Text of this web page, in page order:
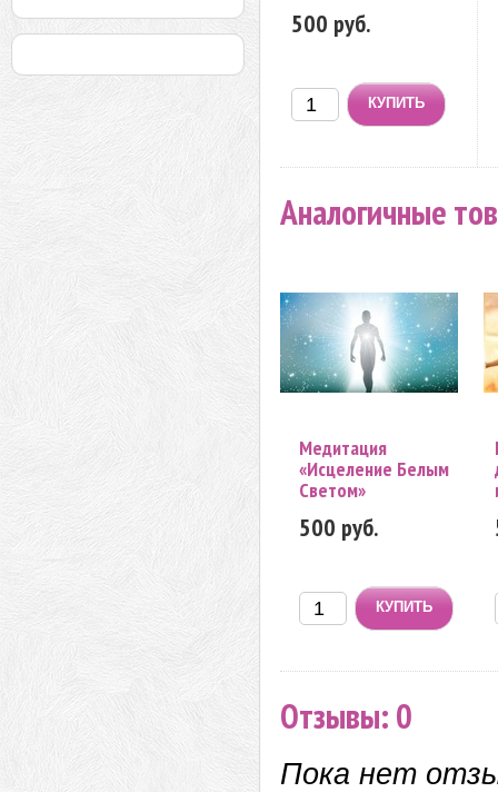
500 руб.
Аналогичные
Медитация
«Исцеление Белым
Светом»
500 руб.
Отзывы: 0
Пока нет